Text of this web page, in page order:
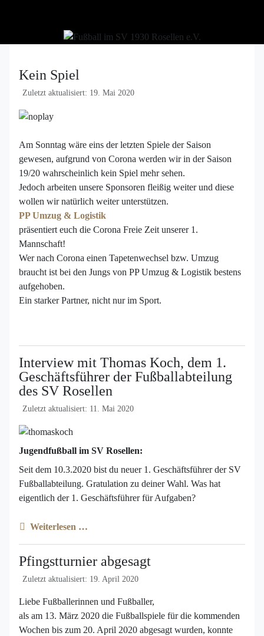
Kein Spiel
Zuletzt aktualisiert: 19. Mai 2020
Am Sonntag wäre eins der letzten Spiele der Saison
gewesen, aufgrund von Corona werden wir in der Saison
19/20 wahrscheinlich kein Spiel mehr sehen.
Jedoch arbeiten unsere Sponsoren fleißig weiter und diese
wollen wir natürlich weiter unterstützen.
PP Umzug & Logistik
präsentiert euch die Corona Freie Zeit unserer 1.
Mannschaft!
Wer nach Corona einen Tapetenwechsel bzw. Umzug
braucht ist bei den Jungs von PP Umzug & Logistik bestens
aufgehoben.
Ein starker Partner, nicht nur im Sport.
Interview mit Thomas Koch, dem 1.
Geschäftsführer der Fußballabteilung
des SV Rosellen
Zuletzt aktualisiert: 11. Mai 2020
Jugendfußball im SV Rosellen:
Seit dem 10.3.2020 bist du neuer 1. Geschäftsführer der SV
Fußballabteilung. Gratulation zu deiner Wahl. Was hat
eigentlich der 1. Geschäftsführer für Aufgaben?
Weiterlesen …
Pfingstturnier abgesagt
Zuletzt aktualisiert: 19. April 2020
Liebe Fußballerinnen und Fußballer,
als am 13. März 2020 die Fußballspiele für die kommenden
Wochen bis zum 20. April 2020 abgesagt wurden, konnte